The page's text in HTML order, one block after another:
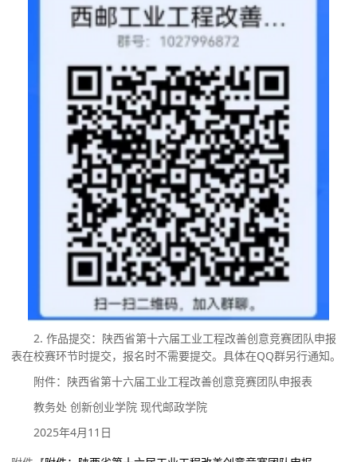
2. 作品提交： 陕西省第十六届工业工程改善创意竞赛团队申报
表在校赛环节时提交，报名时不需要提交。具体在QQ群另行通知。
附件：陕西省第十六届工业工程改善创意竞赛团队申报表
教务处 创新创业学院 现代邮政学院
2025年4月11 日